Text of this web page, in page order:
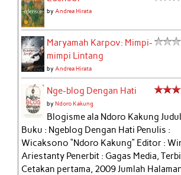
byAndrea Hirata
Maryamah Karpov: Mimpi-
mimpi Lintang
byAndrea Hirata
Nge-blog Dengan Hati
byNdoro Kakung
Blogisme ala Ndoro Kakung Judul
Buku : Ngeblog Dengan Hati Penulis :
Wicaksono “Ndoro Kakung” Editor :
Ariestanty Penerbit : Gagas Media,
Cetakan pertama, 2009 Jumlah